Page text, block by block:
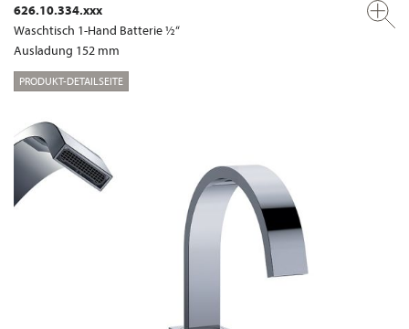
626.10.334.xxx
Waschtisch 1-Hand Batterie ½“
Ausladung 152 mm
PRODUKT-DETAILSEITE